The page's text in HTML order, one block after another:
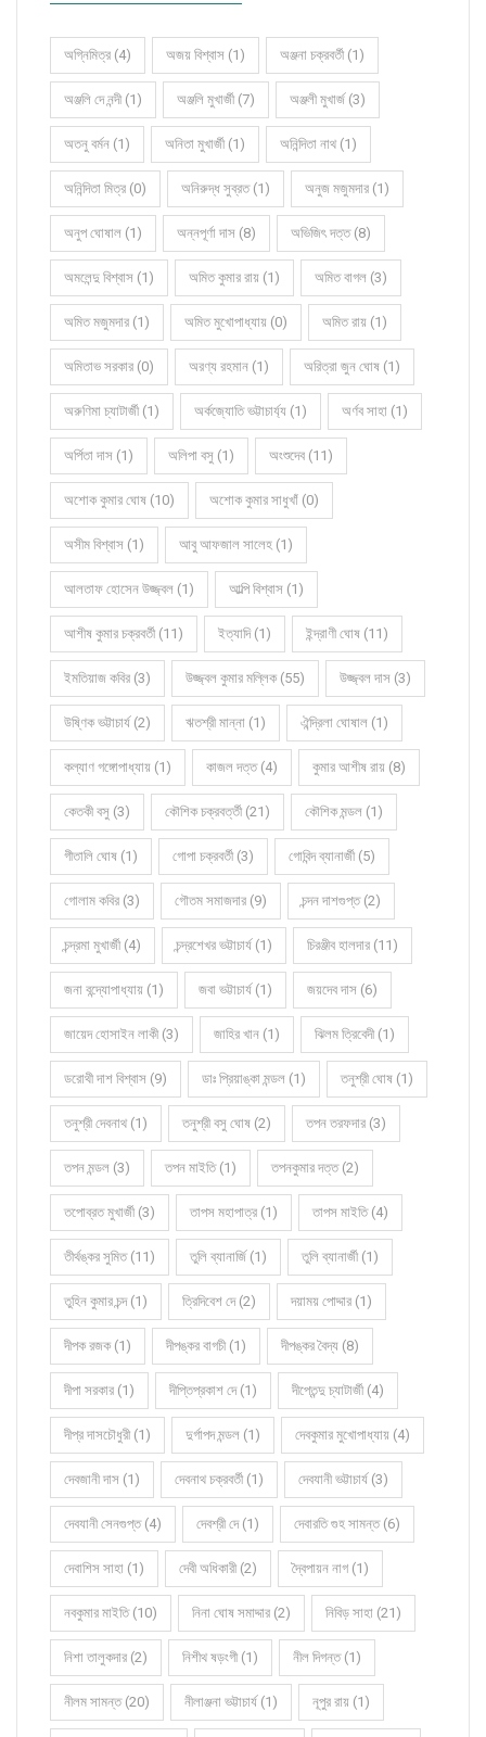
অগ্নিমিত্র (4) অজয় বিশ্বাস (1) অঞ্জনা চক্রবর্তী (1)
অঞ্জলি দে নন্দী (1) অঞ্জলি মুখার্জী (7) অঞ্জলী মুখার্জ (3)
অতনু বর্মন (1) অনিতা মুখার্জী (1) অনিন্দিতা নাথ (1)
অনিন্দিতা মিত্র (0) অনিরুদ্ধ সুব্রত (1) অনুজ মজুমদার (1)
অনুপ ঘোষাল (1) অন্নপূর্ণা দাস (8) অভিজিৎ দত্ত (8)
অমলেন্দু বিশ্বাস (1) অমিত কুমার রায় (1) অমিত বাগল (3)
অমিত মজুমদার (1) অমিত মুখোপাধ্যায় (0) অমিত রায় (1)
অমিতাভ সরকার (0) অরণ্য রহমান (1) অরিত্রা জুন ঘোষ (1)
অরুণিমা চ্যাটার্জী (1) অর্কজ্যোতি ভট্টাচার্য্য (1) অর্ণব সাহা (1)
অর্পিতা দাস (1) অলিপা বসু (1) অংশুদেব (11)
অশোক কুমার ঘোষ (10) অশোক কুমার সাধুখাঁ (0)
অসীম বিশ্বাস (1) আবু আফজাল সালেহ (1)
আলতাফ হোসেন উজ্জ্বল (1) আল্পি বিশ্বাস (1)
আশীষ কুমার চক্রবর্তী (11) ইত্যাদি (1) ইন্দ্রাণী ঘোষ (11)
ইমতিয়াজ কবির (3) উজ্জ্বল কুমার মল্লিক (55) উজ্জ্বল দাস (3)
উষ্ণিক ভট্টাচার্য (2) ঋতশ্রী মান্না (1) ঐন্দ্রিলা ঘোষাল (1)
কল্যাণ গঙ্গোপাধ্যায় (1) কাজল দত্ত (4) কুমার আশীষ রায় (8)
কেতকী বসু (3) কৌশিক চক্রবর্ত্তী (21) কৌশিক মন্ডল (1)
গীতালি ঘোষ (1) গোপা চক্রবর্তী (3) গোবিন্দ ব্যানার্জী (5)
গোলাম কবির (3) গৌতম সমাজদার (9) চন্দন দাশগুপ্ত (2)
চন্দ্রমা মুখার্জী (4) চন্দ্রশেখর ভট্টাচার্য (1) চিরঞ্জীব হালদার (11)
জনা বন্দ্যোপাধ্যায় (1) জবা ভট্টাচার্য (1) জয়দেব দাস (6)
জায়েদ হোসাইন লাকী (3) জাহির খান (1) ঝিলম ত্রিবেদী (1)
ডরোথী দাশ বিশ্বাস (9) ডাঃ প্রিয়াঙ্কা মন্ডল (1) তনুশ্রী ঘোষ (1)
তনুশ্রী দেবনাথ (1) তনুশ্রী বসু ঘোষ (2) তপন তরফদার (3)
তপন মন্ডল (3) তপন মাইতি (1) তপনকুমার দত্ত (2)
তপোব্রত মুখার্জী (3) তাপস মহাপাত্র (1) তাপস মাইতি (4)
তীর্থঙ্কর সুমিত (11) তুলি ব্যানার্জি (1) তুলি ব্যানার্জী (1)
তুহিন কুমার চন্দ (1) ত্রিদিবেশ দে (2) দয়াময় পোদ্দার (1)
দীপক রজক (1) দীপঙ্কর বাগচী (1) দীপঙ্কর বৈদ্য (8)
দীপা সরকার (1) দীপ্তিপ্রকাশ দে (1) দীপ্তেন্দু চ্যাটার্জী (4)
দীপ্র দাসচৌধুরী (1) দুর্গাপদ মন্ডল (1) দেবকুমার মুখোপাধ্যায় (4)
দেবজানী দাস (1) দেবনাথ চক্রবর্তী (1) দেবযানী ভট্টাচার্য (3)
দেবযানী সেনগুপ্ত (4) দেবশ্রী দে (1) দেবারতি গুহ সামন্ত (6)
দেবাশিস সাহা (1) দেবী অধিকারী (2) দ্বৈপায়ন নাগ (1)
নবকুমার মাইতি (10) নিনা ঘোষ সমাদ্দার (2) নিবিড় সাহা (21)
নিশা তালুকদার (2) নিশীথ ষড়ংগী (1) নীল দিগন্ত (1)
নীলম সামন্ত (20) নীলাঞ্জনা ভট্টাচার্য (1) নূপুর রায় (1)